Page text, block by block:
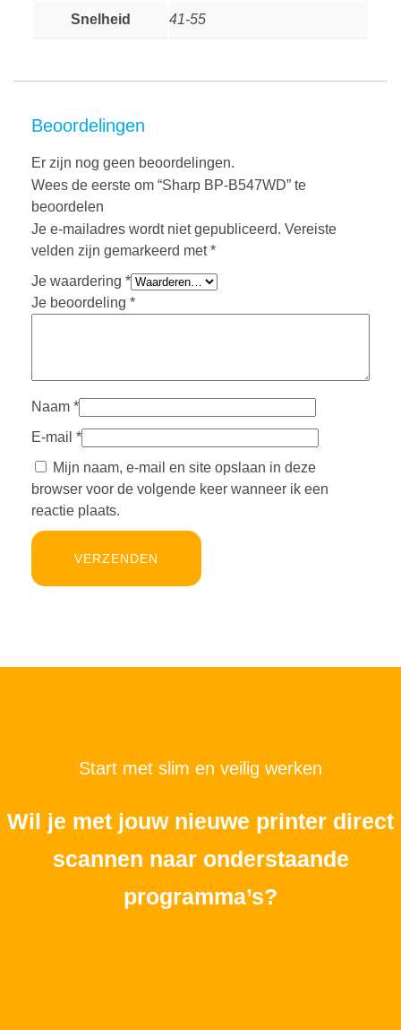
Snelheid 41-55
Beoordelingen
Er zijn nog geen beoordelingen.
Wees de eerste om “Sharp BP-B547WD” te
beoordelen
Je e-mailadres wordt niet gepubliceerd. Vereiste
velden zijn gemarkeerd met*
Je waardering *
Je beoordeling *
Naam *
E-mail *
Mijn naam, e-mail en site opslaan in deze
browser voor de volgende keer wanneer ik een
reactie plaats.
Start met slim en veilig werken
Wil je met jouw nieuwe printer direct
scannen naar onderstaande
programma’s?